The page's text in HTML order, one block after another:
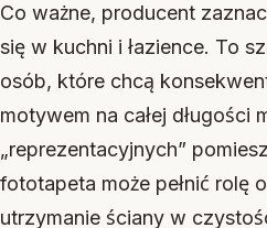
Co ważne, producent
się w kuchni i łazience. To
osób, które chcą
motywem na całej długości
„reprezentacyjnych”
fototapeta może pełnić rolę
utrzymanie ściany w